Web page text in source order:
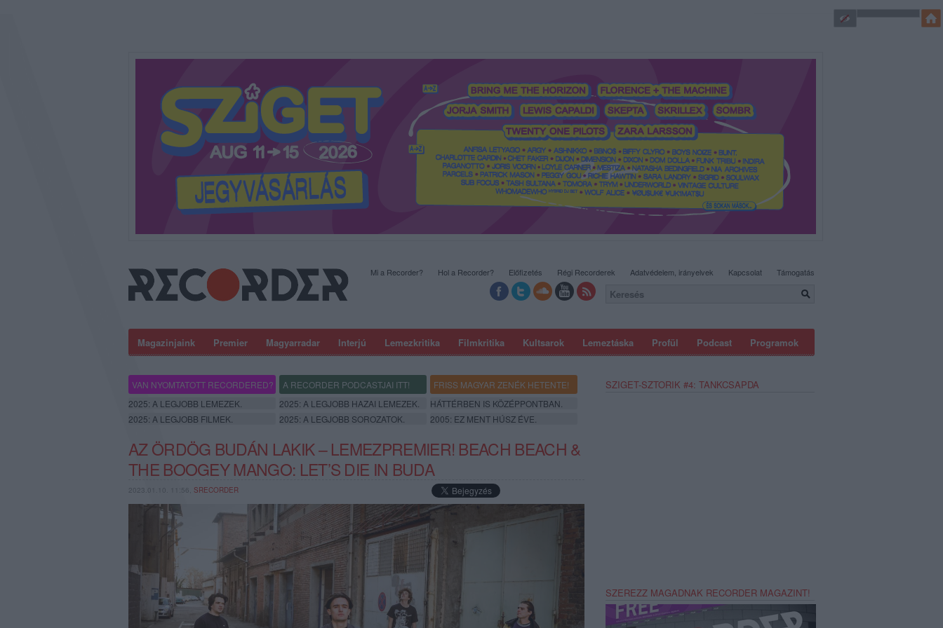
Magazinjaink Premier Magyarradar Interjú Lemezkritika Filmkritika Kultsarok Lemeztáska Profül Podcast Programok
Mi a Recorder? Hol a Recorder? Előfizetés Régi Recorderek Adatvédelem, irányelvek Kapcsolat Támogatás
VAN NYOMTATOTT RECORDERED? A RECORDER PODCASTJAI ITT!
FRISS MAGYAR ZENÉK HETENTE!
2025: A LEGJOBB LEMEZEK.
2025: A LEGJOBB HAZAI LEMEZEK.
HÁTTÉRBEN IS KÖZÉPPONTBAN.
2025: A LEGJOBB FILMEK.
2025: A LEGJOBB SOROZATOK. 2005: EZ MENT HÚSZ ÉVE.
AZ ÖRDÖG BUDÁN LAKIK – LEMEZPREMIER! BEACH BEACH &
THE BOOGEY MANGO: LET’S DIE IN BUDA
2023.01.10. 11:56, SRECORDER
SZIGET-SZTORIK #4: TANKCSAPDA
SZEREZZ MAGADNAK RECORDER MAGAZINT!
SÜTI BEÁLLÍTÁSOK MÓDOSÍTÁSA